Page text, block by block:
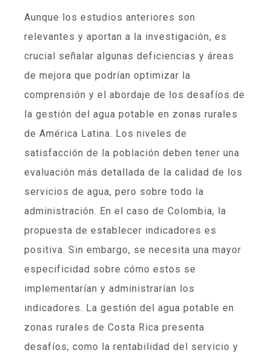
Aunque los estudios anteriores son
relevantes y aportan a la investigación, es
crucial señalar algunas deficiencias y áreas
de mejora que podrían optimizar la
comprensión y el abordaje de los desafíos de
la gestión del agua potable en zonas rurales
de América Latina. Los niveles de
satisfacción de la población deben tener una
evaluación más detallada de la calidad de los
servicios de agua, pero sobre todo la
administración. En el caso de Colombia, la
propuesta de establecer indicadores es
positiva. Sin embargo, se necesita una mayor
especificidad sobre cómo estos se
implementarían y administrarían los
indicadores. La gestión del agua potable en
zonas rurales de Costa Rica presenta
desafíos, como la rentabilidad del servicio y